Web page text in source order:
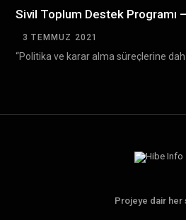
Sivil Toplum Destek Programı
3 TEMMUZ 2021
Projeye dair her